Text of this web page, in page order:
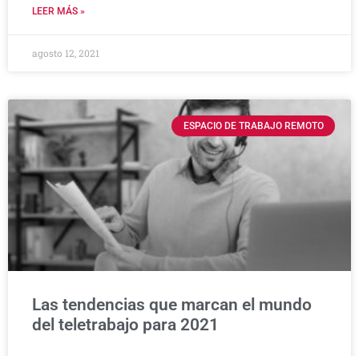
LEER MÁS »
agosto 12, 2021
ESPACIO DE TRABAJO REMOTO
Las tendencias que marcan el mundo
del teletrabajo para 2021